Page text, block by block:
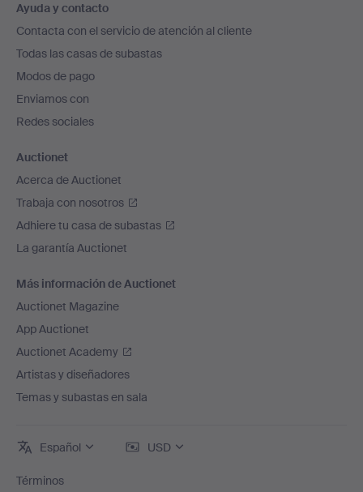
en
el
pie
de
página
Ayuda y contacto
Contacta con el servicio de atención al cliente
Todas las casas de subastas
Modos de pago
Enviamos con
Redes sociales
Auctionet
Acerca de Auctionet
Trabaja con nosotros
Adhiere tu casa de subastas
La garantía Auctionet
Más información de Auctionet
Auctionet Magazine
App Auctionet
Auctionet Academy
Artistas y diseñadores
Temas y subastas en sala
Español USD
Términos